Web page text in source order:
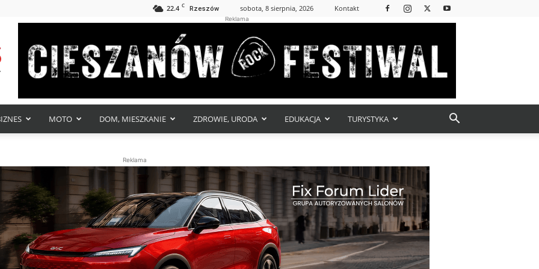
22.4 C Rzeszów sobota, 8 sierpnia, 2026 Kontakt
Reklama
MOTO DOM, MIESZKANIE ZDROWIE, URODA EDUKACJA TURYSTYKA
Reklama